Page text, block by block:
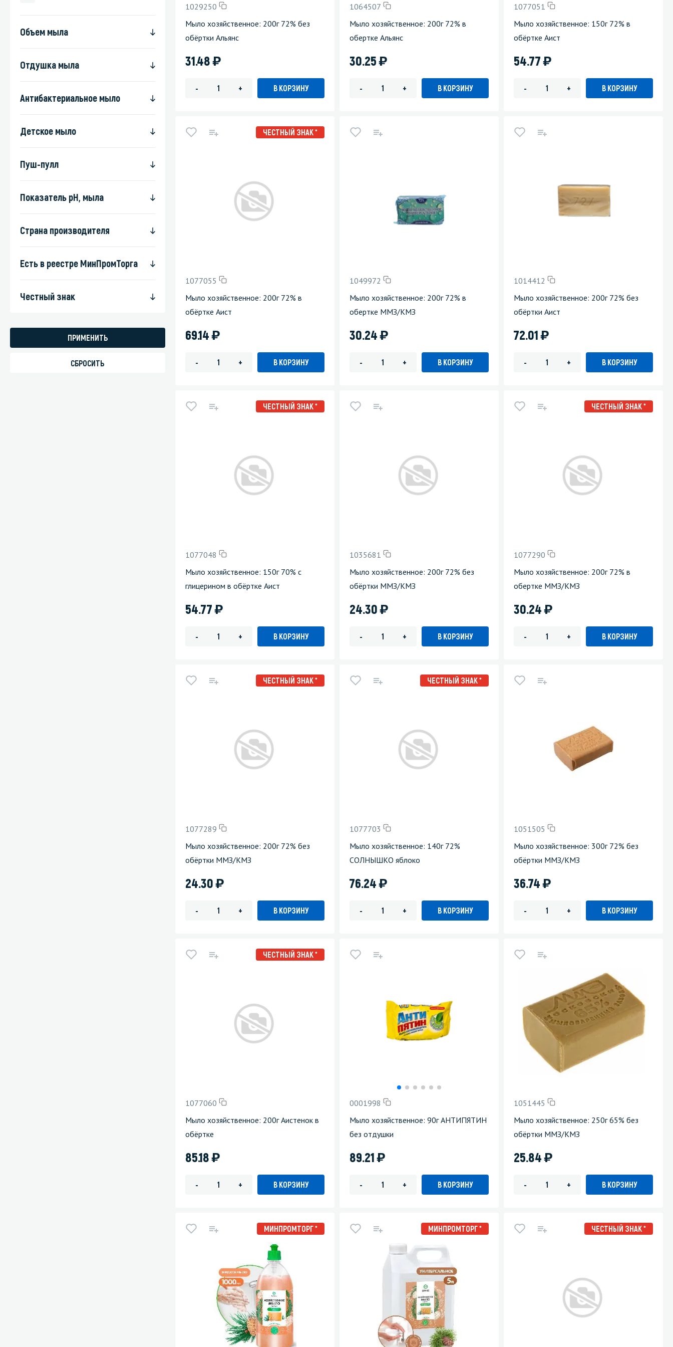
Автохимия Личная гигиена Промышленная уборка
Объем мыла
Отдушка мыла
Антибактериальное мыло
Детское мыло
Пуш-пулл
Показатель pH, мыла
Страна производителя
Есть в реестре МинПромТорга
Честный знак
1029250
Мыло хозяйственное: 200г 72% без
обёртки Альянс
31.48)
- + В КОРЗИНУ
1064507
Мыло хозяйственное: 200г 72% в
обертке Альянс
30.25)
- + В КОРЗИНУ
1077051
Мыло хозяйственное: 150г 72% в
обёртке Аист
54.77)
- + В КОРЗИНУ
ЧЕСТНЫЙ ЗНАК *
1077055
Мыло хозяйственное: 200г 72% в
обёртке Аист
69.14)
- + В КОРЗИНУ
1049972
Мыло хозяйственное: 200г 72% в
обертке ММЗ/КМЗ
30.24)
- + В КОРЗИНУ
1014412
Мыло хозяйственное: 200г 72% без
обёртки Аист
72.01)
- + В КОРЗИНУ
ЧЕСТНЫЙ ЗНАК *
1077048
Мыло хозяйственное: 150г 70% с
глицерином в обёртке Аист
54.77)
- + В КОРЗИНУ
1035681
Мыло хозяйственное: 200г 72% без
обёртки ММЗ/КМЗ
24.30)
- + В КОРЗИНУ
ЧЕСТНЫЙ ЗНАК *
1077290
Мыло хозяйственное: 200г 72% в
обертке ММЗ/КМЗ
30.24)
- + В КОРЗИНУ
ЧЕСТНЫЙ ЗНАК *
1077289
Мыло хозяйственное: 200г 72% без
обёртки ММЗ/КМЗ
24.30)
- + В КОРЗИНУ
ЧЕСТНЫЙ ЗНАК *
1077703
Мыло хозяйственное: 140г 72%
СОЛНЫШКО яблоко
76.24)
- + В КОРЗИНУ
1051505
Мыло хозяйственное: 300г 72% без
обёртки ММЗ/КМЗ
36.74)
- + В КОРЗИНУ
ЧЕСТНЫЙ ЗНАК *
1077060
Мыло хозяйственное: 200г Аистенок в
обёртке
85.18)
- + В КОРЗИНУ
0001998
Мыло хозяйственное: 90г АНТИПЯТИН
без отдушки
89.21)
- + В КОРЗИНУ
1051445
Мыло хозяйственное: 250г 65% без
обёртки ММЗ/КМЗ
25.84)
- + В КОРЗИНУ
МИНПРОМТОРГ * МИНПРОМТОРГ * ЧЕСТНЫЙ ЗНАК *